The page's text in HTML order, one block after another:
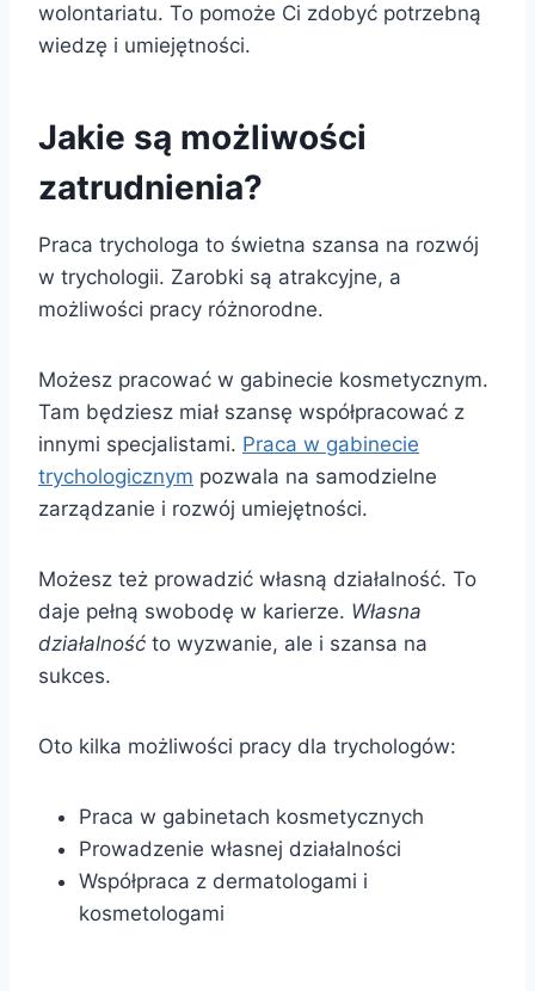
wolontariatu. To pomoże Ci zdobyć potrzebną
wiedzę i umiejętności.
Jakie są możliwości
zatrudnienia?
Praca trychologa to świetna szansa na rozwój
w trychologii. Zarobki są atrakcyjne, a
możliwości pracy różnorodne.
Możesz pracować w gabinecie kosmetycznym.
Tam będziesz miał szansę współpracować z
innymi specjalistami. Praca w gabinecie
trychologicznym pozwala na samodzielne
zarządzanie i rozwój umiejętności.
Możesz też prowadzić własną działalność. To
daje pełną swobodę w karierze. Własna
działalność to wyzwanie, ale i szansa na
sukces.
Oto kilka możliwości pracy dla trychologów:
Praca w gabinetach kosmetycznych
Prowadzenie własnej działalności
Współpraca z dermatologami i
kosmetologami